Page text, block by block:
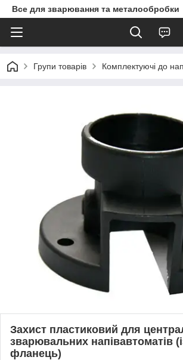
Все для зварювання та металообробки
Групи товарів Комплектуючі до
Захист пластиковий для
зварювальних напівавтоматів
фланець)